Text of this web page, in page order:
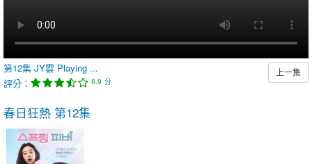
第12集 JY雲 Playing ...
評分：
6.9 分
上一集
春日狂熱 第12集